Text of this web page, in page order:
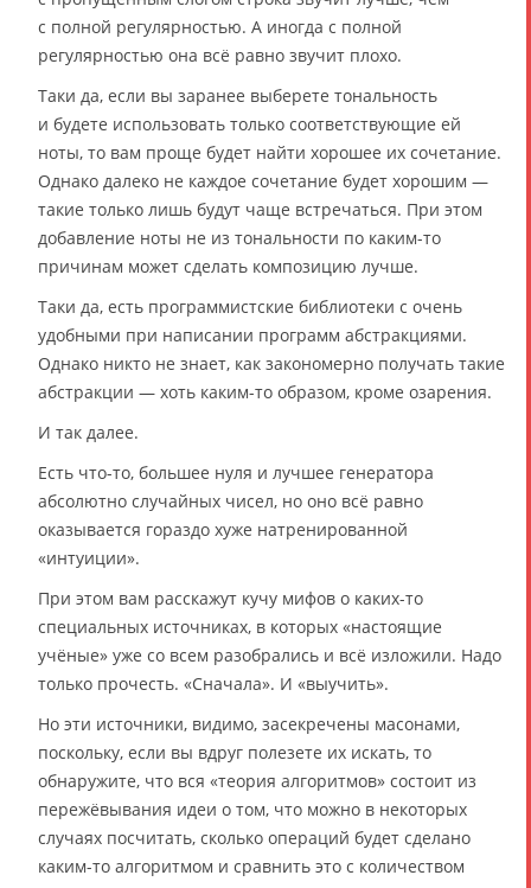
с полной регулярностью. А иногда с полной
регулярностью она всё равно звучит плохо.
Таки да, если вы заранее выберете тональность
и будете использовать только соответствующие ей
ноты, то вам проще будет найти хорошее их сочетание.
Однако далеко не каждое сочетание будет хорошим —
такие только лишь будут чаще встречаться. При этом
добавление ноты не из тональности по каким-то
причинам может сделать композицию лучше.
Таки да, есть программистские библиотеки с очень
удобными при написании программ абстракциями.
Однако никто не знает, как закономерно получать такие
абстракции — хоть каким-то образом, кроме озарения.
И так далее.
Есть что-то, большее нуля и лучшее генератора
абсолютно случайных чисел, но оно всё равно
оказывается гораздо хуже натренированной
«интуиции».
При этом вам расскажут кучу мифов о каких-то
специальных источниках, в которых «настоящие
учёные» уже со всем разобрались и всё изложили. Надо
только прочесть. «Сначала». И «выучить».
Но эти источники, видимо, засекречены масонами,
поскольку, если вы вдруг полезете их искать, то
обнаружите, что вся «теория алгоритмов» состоит из
пережёвывания идеи о том, что можно в некоторых
случаях посчитать, сколько операций будет сделано
каким-то алгоритмом и сравнить это с количеством